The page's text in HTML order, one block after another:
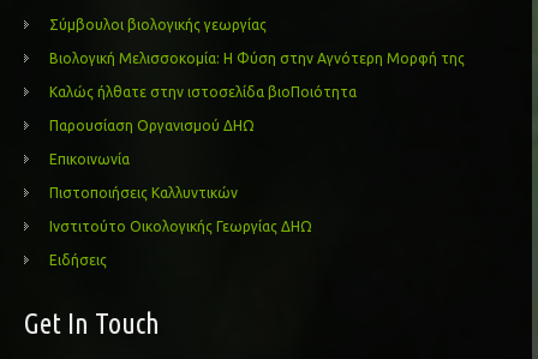
Σύμβουλοι βιολογικής γεωργίας
Βιολογική Μελισσοκομία: Η Φύση στην Αγνότερη Μορφή της
Καλώς ήλθατε στην ιστοσελίδα βιοΠοιότητα
Παρουσίαση Οργανισμού ΔΗΩ
Επικοινωνία
Πιστοποιήσεις Καλλυντικών
Ινστιτούτο Οικολογικής Γεωργίας ΔΗΩ
Ειδήσεις
Get In Touch